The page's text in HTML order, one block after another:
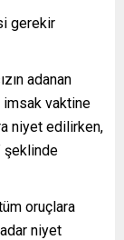
gerekir
adanan
imsak vaktine
niyet edilirken,
şeklinde
oruçlara
niyet